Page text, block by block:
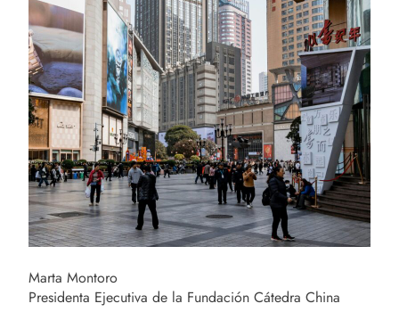
Marta Montoro
Presidenta Ejecutiva de la Fundación Cátedra China